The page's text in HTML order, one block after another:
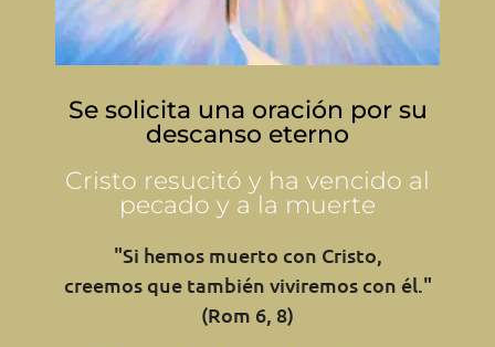
Se solicita una oración por su
descanso eterno
Cristo resucitó y ha vencido al
pecado y a la muerte
"Si hemos muerto con Cristo,
creemos que también viviremos con él."
(Rom 6, 8)